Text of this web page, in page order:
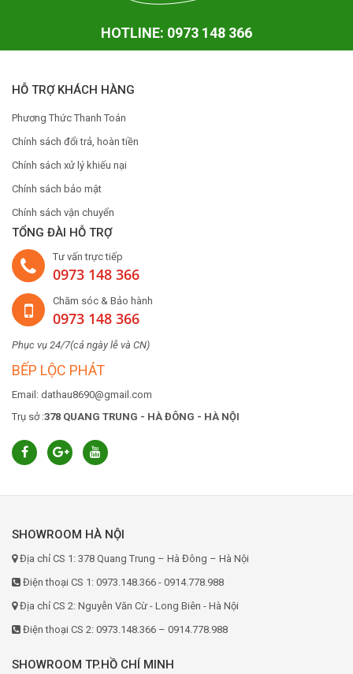
HOTLINE: 0973 148 366
HỖ TRỢ KHÁCH HÀNG
Phương Thức Thanh Toán
Chính sách đổi trả, hoàn tiền
Chính sách xử lý khiếu nại
Chính sách bảo mật
Chính sách vận chuyển
TỔNG ĐÀI HỖ TRỢ
Tư vấn trực tiếp
0973 148 366
Chăm sóc & Bảo hành
0973 148 366
Phục vụ 24/7(cả ngày lễ và CN)
BẾP LỘC PHÁT
Email: dathau8690@gmail.com
Trụ sở :378 QUANG TRUNG - HÀ ĐÔNG - HÀ NỘI
SHOWROOM HÀ NỘI
Địa chỉ CS 1: 378 Quang Trung – Hà Đông – Hà Nội
Điện thoại CS 1: 0973.148.366 - 0914.778.988
Địa chỉ CS 2: Nguyễn Văn Cừ - Long Biên - Hà Nội
Điện thoại CS 2: 0973.148.366 – 0914.778.988
SHOWROOM TP.HỒ CHÍ MINH